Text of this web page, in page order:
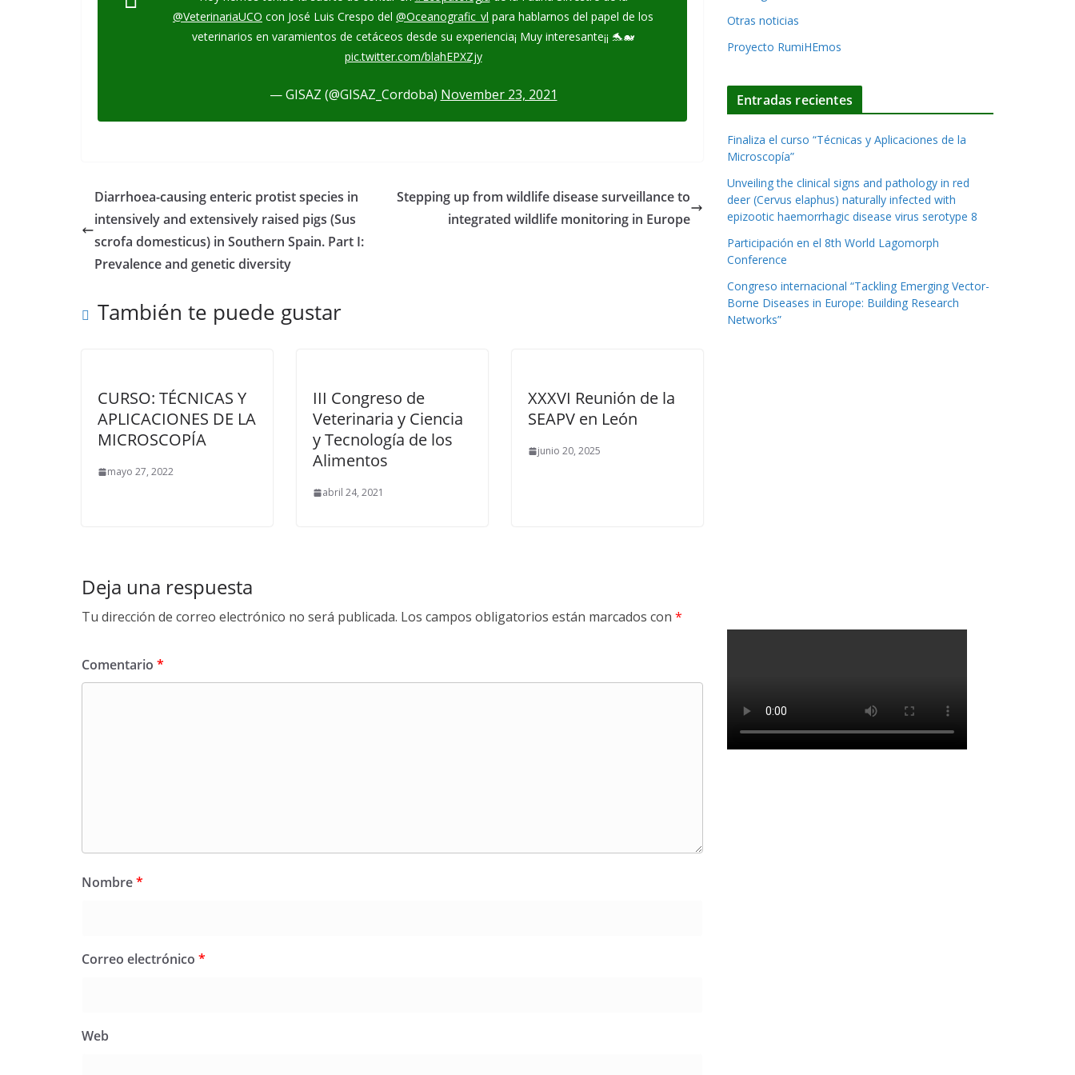
@VeterinariaUCO con José Luis Crespo del @Oceanografic_vl para hablarnos del papel de los
veterinarios en varamientos de cetáceos desde su experiencia¡ Muy interesante¡¡ 🐬🐋
pic.twitter.com/blahEPXZjy
— GISAZ (@GISAZ_Cordoba) November 23, 2021
Diarrhoea-causing enteric protist species in
intensively and extensively raised pigs (Sus
scrofa domesticus) in Southern Spain. Part I:
Prevalence and genetic diversity
Stepping up from wildlife disease surveillance to
integrated wildlife monitoring in Europe
También te puede gustar
CURSO: TÉCNICAS Y
APLICACIONES DE LA
MICROSCOPÍA
mayo 27, 2022
III Congreso de
Veterinaria y Ciencia
y Tecnología de los
Alimentos
abril 24, 2021
XXXVI Reunión de la
SEAPV en León
junio 20, 2025
Deja una respuesta
Tu dirección de correo electrónico no será publicada. Los campos obligatorios están marcados con *
Comentario *
Nombre*
Correo electrónico *
Web
Otras noticias
Proyecto RumiHEmos
Entradas recientes
Finaliza el curso “Técnicas y Aplicaciones de la
Microscopía”
Unveiling the clinical signs and pathology in red
deer (Cervus elaphus) naturally infected with
epizootic haemorrhagic disease virus serotype 8
Participación en el 8th World Lagomorph
Conference
Congreso internacional “Tackling Emerging Vector-
Borne Diseases in Europe: Building Research
Networks”